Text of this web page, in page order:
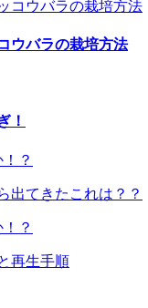
ウバラの栽培方法
！
出てきたこれは？？
再生手順